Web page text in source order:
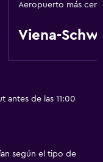
Aeropuerto más
Viena-
antes de las 11:00
según el tipo de